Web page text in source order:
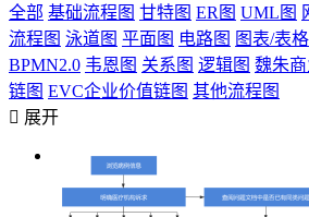
全部 基础流程图 甘特图 ER图 UML图
流程图 泳道图 平面图 电路图 图表/表格
BPMN2.0 韦恩图 关系图 逻辑图 魏朱
链图 EVC企业价值链图 其他流程图
 展开